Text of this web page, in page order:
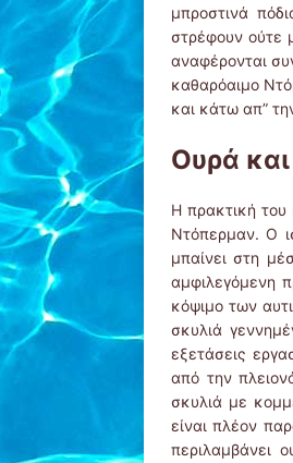
μπροστινά
στρέφουν ούτε
αναφέρονται
καθαρόαιμο
και κάτω απ”
Ουρά και
Η πρακτική του
Ντόπερμαν. Ο
μπαίνει στη
αμφιλεγόμενη
κόψιμο των
σκυλιά
εξετάσεις
από την
σκυλιά με
είναι πλέον
περιλαμβάνει